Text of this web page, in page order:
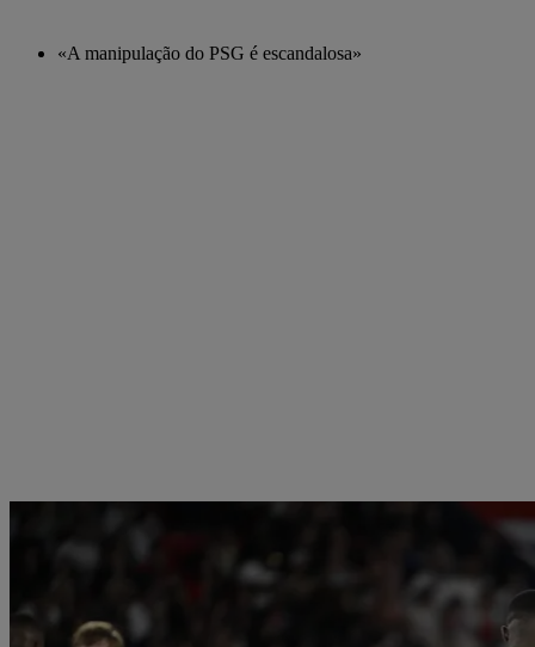
«A manipulação do PSG é escandalosa»